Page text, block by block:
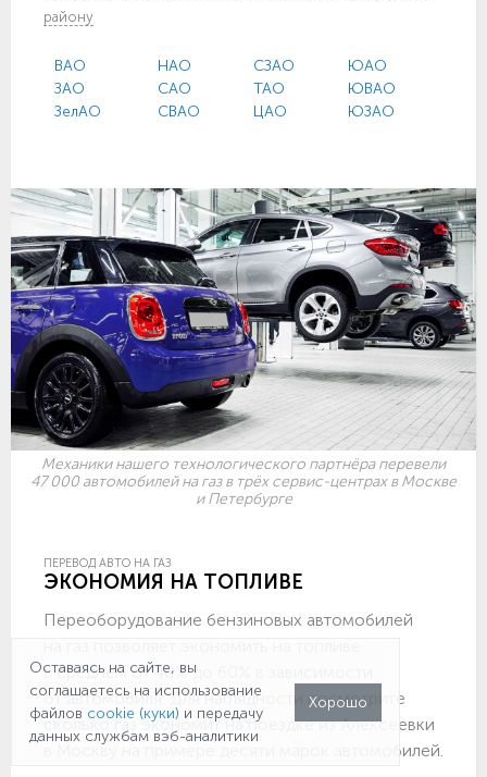
району
ВАО
ЗАО
ЗелАО
НАО
САО
СВАО
СЗАО
ТАО
ЦАО
ЮАО
ЮВАО
ЮЗАО
Механики нашего технологического партнёра перевели
47 000 автомобилей на газ в трёх сервис-центрах в Москве
и Петербурге
ПЕРЕВОД АВТО НА ГАЗ
ЭКОНОМИЯ НА ТОПЛИВЕ
Переоборудование бензиновых автомобилей
в среднем от 40% до 60% в зависимости
от автомобиля. Для наглядности посмотрите
сколько газ экономит на поездке из Алексеевки
в Москву на примере десяти марок автомобилей.
Оставаясь на сайте, вы
соглашаетесь на использование
файлов cookie (куки) и передачу
данных службам вэб-аналитики
Хорошо